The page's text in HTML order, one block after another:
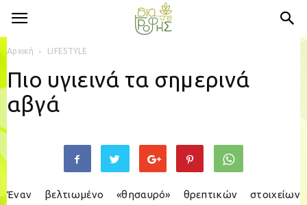
Αρχική LIFESTYLE
Πιο υγιεινά τα σημερινά
αβγά
Έναν βελτιωμένο «θησαυρό» θρεπτικών στοιχείων